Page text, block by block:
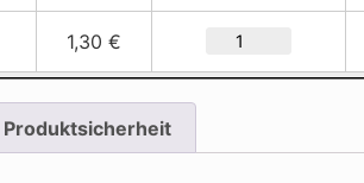
1,30 €
Produktsicherheit